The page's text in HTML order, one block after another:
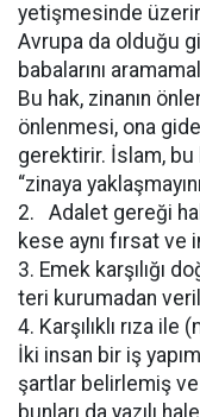
yetişmesinde
Avrupa da olduğu
babalarını
Bu hak, zinanın
önlenmesi, ona
gerektirir. İslam, bu
“zinaya
2. Adalet gereği
kese aynı fırsat ve
3. Emek karşılığı
teri kurumadan
4. Karşılıklı rıza
İki insan bir iş
şartlar belirlemiş
bunları da yazılı